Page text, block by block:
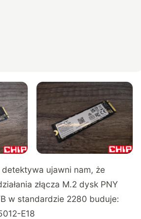
ujawni nam, że
złącza M.2 dysk PNY
w standardzie 2280 buduje:
E18